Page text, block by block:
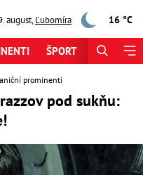
august,Ľubomíra 16 °C
ŠPORT
prominenti
pod sukňu: